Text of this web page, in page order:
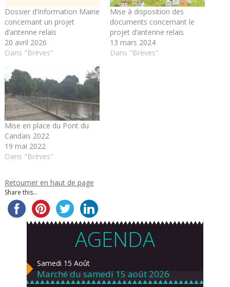
Dossier d’Information Mairie
concernant un projet
d’antenne relais
20 avril 2026
Dans "Brèves"
Mise à disposition des
documents concernant le
projet d’antenne relais
13 mars 2024
Dans "Brèves"
Mise en place du Pont du
Candais 2022
19 mai 2022
Dans "Brèves"
Retourner en haut de page
Share this...
AGENDA
Samedi 15 Août
Marché du samedi 15 août 2026